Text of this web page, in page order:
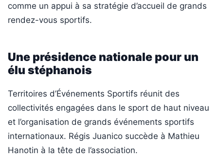
comme un appui à sa stratégie d’accueil de grands
rendez-vous sportifs.
Une présidence nationale pour un
élu stéphanois
Territoires d’Événements Sportifs réunit des
collectivités engagées dans le sport de haut niveau
et l’organisation de grands événements sportifs
internationaux. Régis Juanico succède à Mathieu
Hanotin à la tête de l’association.